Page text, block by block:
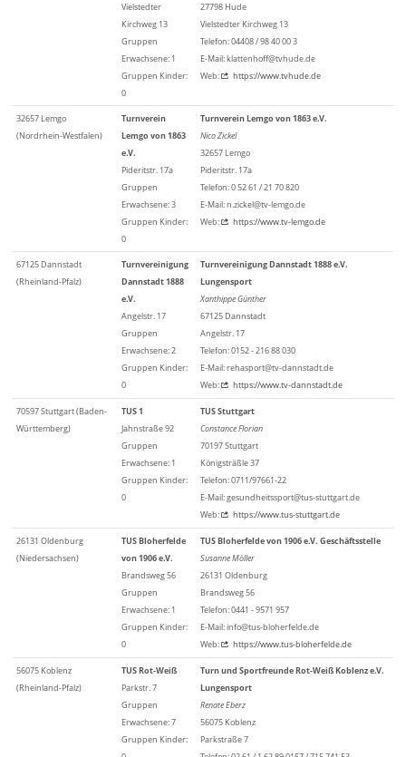
Vielstedter
Kirchweg 13
Gruppen
Erwachsene: 1
Gruppen Kinder:
0
27798 Hude
Vielstedter Kirchweg 13
Telefon: 04408 / 98 40 00 3
E-Mail: klattenhoff@tvhude.de
Web:
https://www.tvhude.de
32657 Lemgo
(Nordrhein-Westfalen)
Turnverein
Lemgo von 1863
e.V.
Pideritstr. 17a
Gruppen
Erwachsene: 3
Gruppen Kinder:
0
Turnverein Lemgo von 1863 e.V.
Nico Zickel
32657 Lemgo
Pideritstr. 17a
Telefon: 0 52 61 / 21 70 820
E-Mail: n.zickel@tv-lemgo.de
Web:
https://www.tv-lemgo.de
67125 Dannstadt
(Rheinland-Pfalz)
Turnvereinigung
Dannstadt 1888
e.V.
Angelstr. 17
Gruppen
Erwachsene: 2
Gruppen Kinder:
0
Turnvereinigung Dannstadt 1888 e.V.
Lungensport
Xanthippe Günther
67125 Dannstadt
Angelstr. 17
Telefon: 0152 - 216 88 030
E-Mail: rehasport@tv-dannstadt.de
Web:
https://www.tv-dannstadt.de
70597 Stuttgart (Baden-
Württemberg)
TUS 1
Jahnstraße 92
Gruppen
Erwachsene: 1
Gruppen Kinder:
0
TUS Stuttgart
Constance Florian
70197 Stuttgart
Königsträßle 37
Telefon: 0711/97661-22
E-Mail: gesundheitssport@tus-stuttgart.de
Web:
https://www.tus-stuttgart.de
26131 Oldenburg
(Niedersachsen)
TUS Bloherfelde
von 1906 e.V.
Brandsweg 56
Gruppen
Erwachsene: 1
Gruppen Kinder:
0
TUS Bloherfelde von 1906 e.V. Geschäftsstelle
Susanne Möller
26131 Oldenburg
Brandsweg 56
Telefon: 0441 - 9571 957
E-Mail: info@tus-bloherfelde.de
Web:
https://www.tus-bloherfelde.de
56075 Koblenz
(Rheinland-Pfalz)
TUS Rot-Weiß
Parkstr. 7
Gruppen
Erwachsene: 7
Gruppen Kinder:
Turn und Sportfreunde Rot-Weiß Koblenz e.V.
Lungensport
Renate Eberz
56075 Koblenz
Parkstraße 7